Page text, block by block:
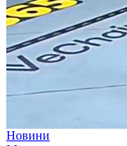
Новини